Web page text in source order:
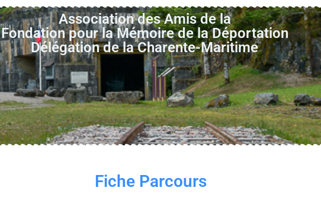
Association des Amis de la
Fondation pour la Mémoire de la Déportation
Délégation de la Charente-Maritime
Fiche Parcours